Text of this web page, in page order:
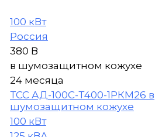
100 кВт
Россия
380 В
в шумозащитном кожухе
24 месяца
ТСС АД-100С-Т400-1РКМ26 в
шумозащитном кожухе
100 кВт